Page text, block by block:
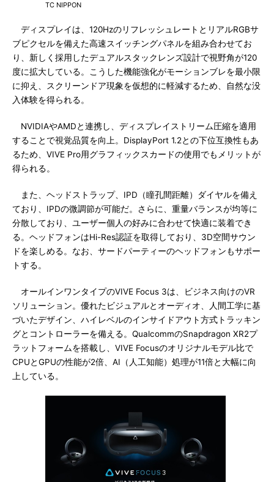
TC NIPPON
ディスプレイは、120HzのリフレッシュレートとリアルRGBサ
ブピクセルを備えた高速スイッチングパネルを組み合わせてお
り、新しく採用したデュアルスタックレンズ設計で視野角が120
度に拡大している。こうした機能強化がモーションブレを最小限
に抑え、スクリーンドア現象を仮想的に軽減するため、自然な没
入体験を得られる。
NVIDIAやAMDと連携し、ディスプレイストリーム圧縮を適用
することで視覚品質を向上。DisplayPort 1.2との下位互換性もあ
るため、VIVE Pro用グラフィックスカードの使用でもメリットが
得られる。
また、ヘッドストラップ、IPD（瞳孔間距離）ダイヤルを備え
ており、IPDの微調節が可能だ。さらに、重量バランスが均等に
分散しており、ユーザー個人の好みに合わせて快適に装着でき
る。ヘッドフォンはHi-Res認証を取得しており、3D空間サウン
ドを楽しめる。なお、サードパーティーのヘッドフォンもサポー
トする。
オールインワンタイプのVIVE Focus 3は、ビジネス向けのVR
ソリューション。優れたビジュアルとオーディオ、人間工学に基
づいたデザイン、ハイレベルのインサイドアウト方式トラッキン
グとコントローラーを備える。QualcommのSnapdragon XR2プ
ラットフォームを搭載し、VIVE Focusのオリジナルモデル比で
CPUとGPUの性能が2倍、AI（人工知能）処理が11倍と大幅に向
上している。